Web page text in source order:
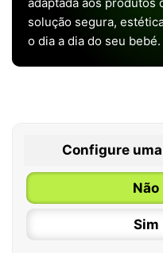
solução segura,
o dia a dia do seu bebé.
Configure
Não
Sim